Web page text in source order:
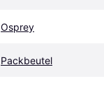
Osprey
Packbeutel